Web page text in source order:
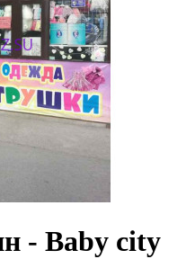
- Baby city